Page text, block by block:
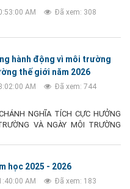
AM
Đã xem: 308
hành động vì môi trường
thế giới năm 2026
AM
Đã xem: 744
NGHĨA TÍCH CỰC HƯỞNG
VÀ NGÀY MÔI TRƯỜNG
học 2025 - 2026
AM
Đã xem: 183